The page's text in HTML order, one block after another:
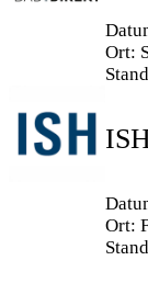
Ort:
Ort: